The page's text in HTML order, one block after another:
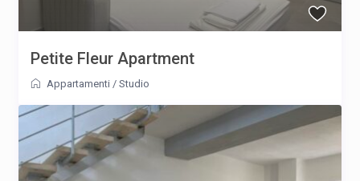
Petite Fleur Apartment
Appartamenti /Studio